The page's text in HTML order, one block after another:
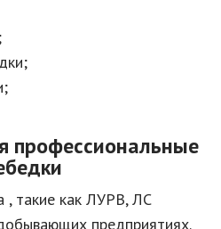
профессиональные
, такие как ЛУРВ, ЛС
предприятиях.